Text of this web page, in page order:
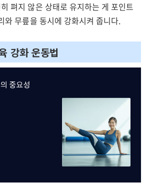
펴지 않은 상태로 유지하는 게 포인트
와 무릎을 동시에 강화시켜 줍니다.
강화 운동법